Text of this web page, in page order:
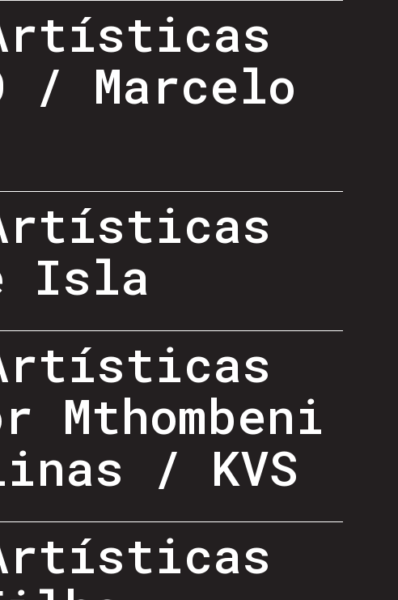
/ Marcelo
Isla
Mthombeni
/ KVS